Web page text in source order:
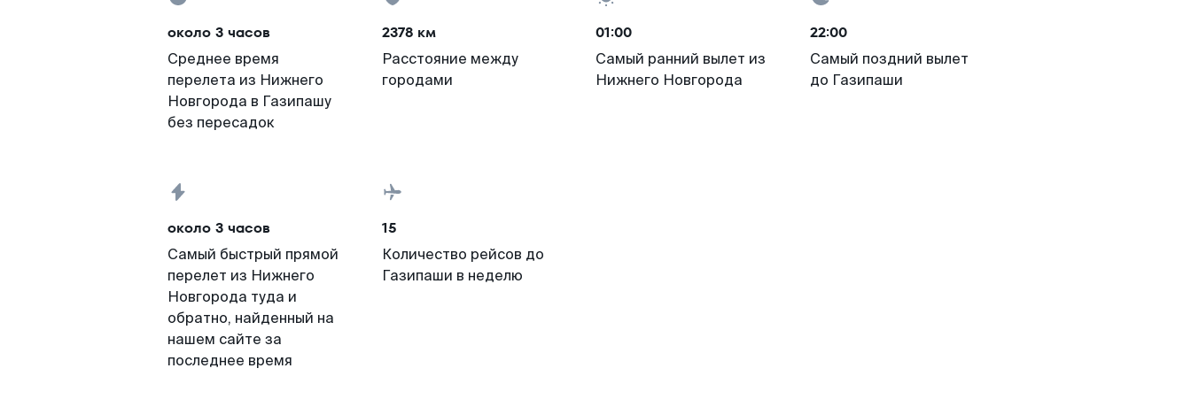
около 3 часов
Среднее время
перелета из Нижнего
Новгорода в Газипашу
без пересадок
2378 км
Расстояние между
городами
01:00
Самый ранний вылет из
Нижнего Новгорода
22:00
Самый поздний вылет
до Газипаши
около 3 часов
Самый быстрый прямой
перелет из Нижнего
Новгорода туда и
обратно, найденный на
нашем сайте за
последнее время
15
Количество рейсов до
Газипаши в неделю